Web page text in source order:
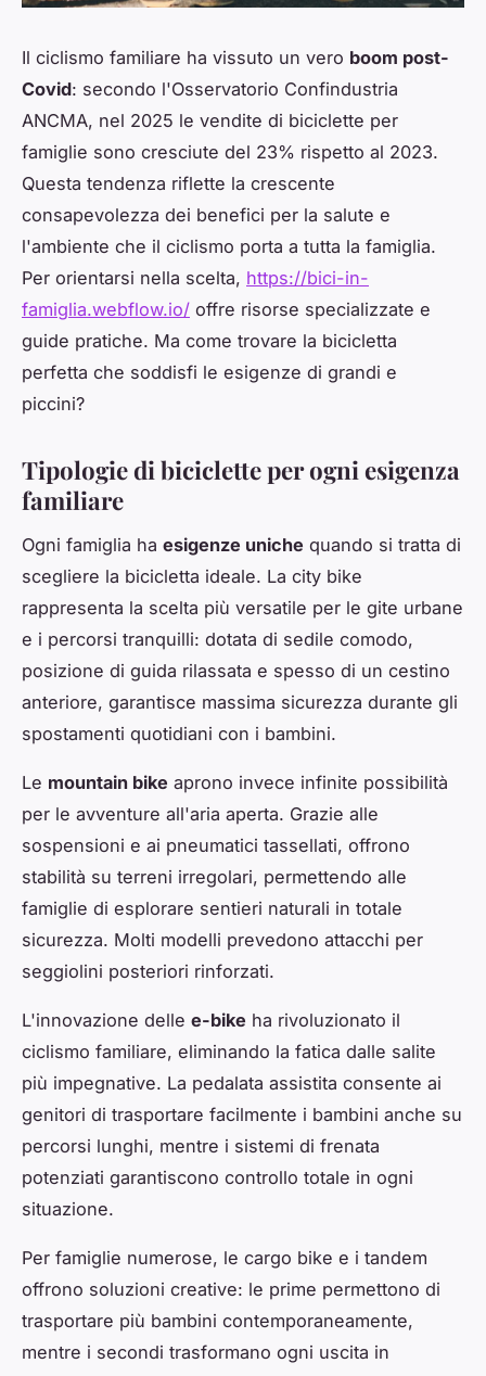
Il ciclismo familiare ha vissuto un vero boom post-
Covid: secondo l'Osservatorio Confindustria
ANCMA, nel 2025 le vendite di biciclette per
famiglie sono cresciute del 23% rispetto al 2023.
Questa tendenza riflette la crescente
consapevolezza dei benefici per la salute e
l'ambiente che il ciclismo porta a tutta la famiglia.
Per orientarsi nella scelta, https://bici-in-
famiglia.webflow.io/ offre risorse specializzate e
guide pratiche. Ma come trovare la bicicletta
perfetta che soddisfi le esigenze di grandi e
piccini?
Tipologie di biciclette per ogni esigenza
familiare
Ogni famiglia ha esigenze uniche quando si tratta di
scegliere la bicicletta ideale. La city bike
rappresenta la scelta più versatile per le gite urbane
e i percorsi tranquilli: dotata di sedile comodo,
posizione di guida rilassata e spesso di un cestino
anteriore, garantisce massima sicurezza durante gli
spostamenti quotidiani con i bambini.
Le mountain bike aprono invece infinite possibilità
per le avventure all'aria aperta. Grazie alle
sospensioni e ai pneumatici tassellati, offrono
stabilità su terreni irregolari, permettendo alle
famiglie di esplorare sentieri naturali in totale
sicurezza. Molti modelli prevedono attacchi per
seggiolini posteriori rinforzati.
L'innovazione delle e-bike ha rivoluzionato il
ciclismo familiare, eliminando la fatica dalle salite
più impegnative. La pedalata assistita consente ai
genitori di trasportare facilmente i bambini anche su
percorsi lunghi, mentre i sistemi di frenata
potenziati garantiscono controllo totale in ogni
situazione.
Per famiglie numerose, le cargo bike e i tandem
offrono soluzioni creative: le prime permettono di
trasportare più bambini contemporaneamente,
mentre i secondi trasformano ogni uscita in